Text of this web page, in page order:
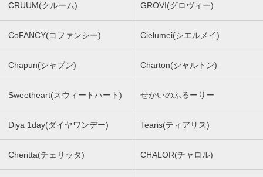
CRUUM(クルーム) GROVI(グロヴィー)
CoFANCY(コファンシー) Cielumei(シエルメイ)
Chapun(シャプン) Charton(シャルトン)
Sweetheart(スウィートハート) せかいのふるーりー
Diya 1day(ダイヤワンデー) Tearis(ティアリス)
Cheritta(チェリッタ) CHALOR(チャロル)